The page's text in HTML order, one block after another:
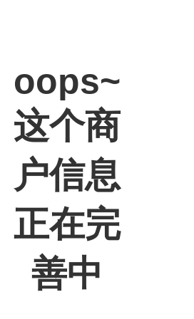
oops~
这个商
户信息
正在完
善中